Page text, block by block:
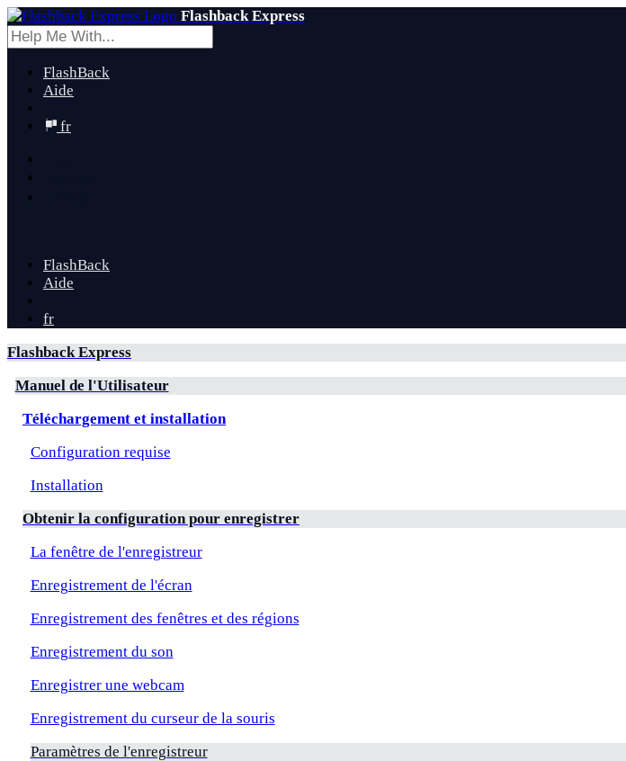
Flashback Express
FlashBack
Aide
fr
FlashBack
Aide
fr
Flashback Express
Manuel de l'Utilisateur
Téléchargement et installation
Configuration requise
Installation
Obtenir la configuration pour enregistrer
La fenêtre de l'enregistreur
Enregistrement de l'écran
Enregistrement des fenêtres et des régions
Enregistrement du son
Enregistrer une webcam
Enregistrement du curseur de la souris
Paramètres de l'enregistreur